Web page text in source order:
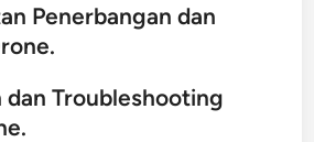
Penerbangan dan
dan Troubleshooting